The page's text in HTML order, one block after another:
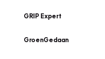
GRIP Expert
GroenGedaan